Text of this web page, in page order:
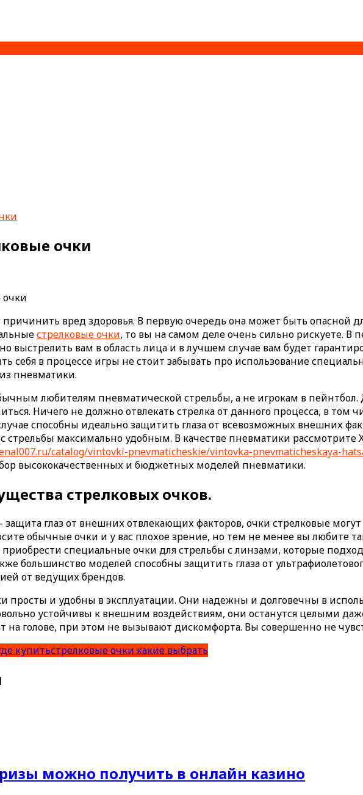
очки
вред здоровья. В первую очередь она может быть опасной
стрелковые очки, то вы на самом деле очень сильно рискуете. В
выстрелить вам в область лица и в лучшем случае вам будет
себя в процессе игры не стоит забывать про использование
пневматики.
любителям пневматической стрельбы, а не игрокам в
Ничего не должно отвлекать стрелка от данного процесса, в том
способны идеально защитить глаза от всевозможных внешних
максимально удобным. В качестве пневматики рассмотрите
catalog/vintovki-pnevmaticheskie/vintovka-pnevmaticheskaya-
высококачественных и бюджетных моделей пневматики.
стрелковых очков.
глаз от внешних отвлекающих факторов, очки стрелковые
обычные очки и у вас плохое зрение, но тем не менее вы любите
приобрести специальные очки для стрельбы с линзами, которые
большинство моделей способны защитить глаза от
от ведущих брендов.
просты и удобны в эксплуатации. Они надежны и долговечны в
устойчивы к внешним воздействиям, они останутся целыми
голове, при этом не вызывают дискомфорта. Вы совершенно не
купитьстрелковые очки какие выбрать
можно получить в онлайн казино